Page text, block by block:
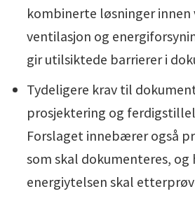
kombinerte løsninger innen
ventilasjon og
gir utilsiktede barrierer i
Tydeligere krav til
prosjektering og
Forslaget innebærer også
som skal dokumenteres, og
energiytelsen skal